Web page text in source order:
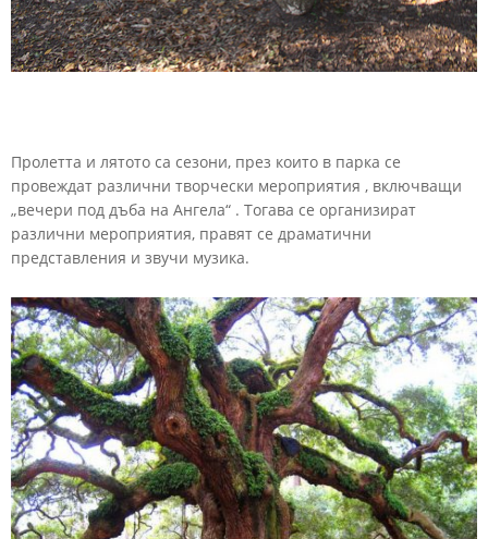
Пролетта и лятото са сезони, през които в парка се
провеждат различни творчески мероприятия , включващи
„вечери под дъба на Ангела“ . Тогава се организират
различни мероприятия, правят се драматични
представления и звучи музика.